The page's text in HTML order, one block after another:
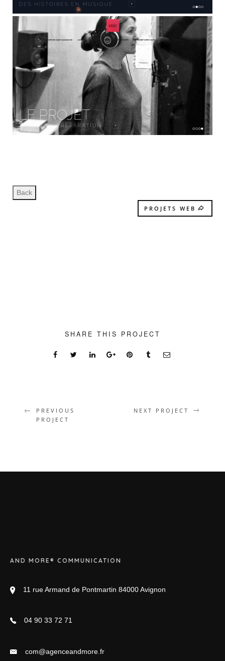
PROJETS WEB
SHARE THIS PROJECT
PREVIOUS
PROJECT
NEXT PROJECT
AND MORE® COMMUNICATION
11 rue Armand de Pontmartin 84000 Avignon
04 90 33 72 71
com@agenceandmore.fr